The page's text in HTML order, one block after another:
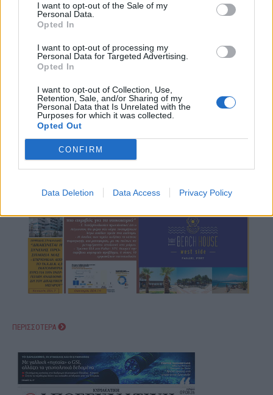
I want to opt-out of the Sale of my
Personal Data.
Opted In
I want to opt-out of processing my
Personal Data for Targeted Advertising.
Opted In
I want to opt-out of Collection, Use,
Retention, Sale, and/or Sharing of my
Personal Data that Is Unrelated with the
Purposes for which it was collected.
Opted Out
CONFIRM
Data Deletion Data Access Privacy Policy
ΠΕΡΙΣΣΟΤΕΡΑ